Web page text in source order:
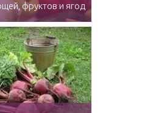
фруктов и ягод